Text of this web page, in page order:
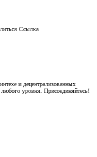
Ссылка
и децентрализованных
любого уровня. Присоединяйтесь!